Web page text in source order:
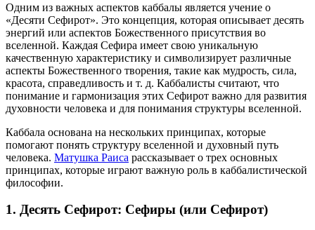
Одним из важных аспектов каббалы является учение о
«Десяти Сефирот». Это концепция, которая описывает десять
энергий или аспектов Божественного присутствия во
вселенной. Каждая Сефира имеет свою уникальную
качественную характеристику и символизирует различные
аспекты Божественного творения, такие как мудрость, сила,
красота, справедливость и т. д. Каббалисты считают, что
понимание и гармонизация этих Сефирот важно для развития
духовности человека и для понимания структуры вселенной.
Каббала основана на нескольких принципах, которые
помогают понять структуру вселенной и духовный путь
человека. Матушка Раиса рассказывает о трех основных
принципах, которые играют важную роль в каббалистической
философии.
1. Десять Сефирот: Сефиры (или Сефирот)